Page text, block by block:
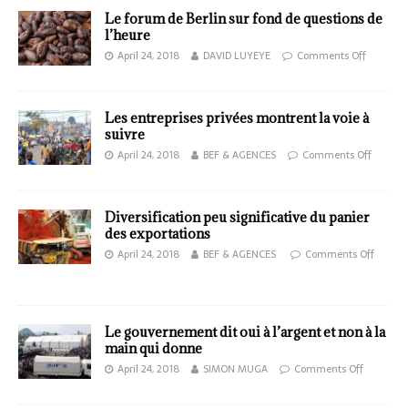
Le forum de Berlin sur fond de questions de
l’heure
April 24, 2018 DAVID LUYEYE Comments Off
Les entreprises privées montrent la voie à
suivre
April 24, 2018 BEF & AGENCES Comments Off
Diversification peu significative du panier
des exportations
April 24, 2018 BEF & AGENCES Comments Off
Le gouvernement dit oui à l’argent et non à la
main qui donne
April 24, 2018 SIMON MUGA Comments Off